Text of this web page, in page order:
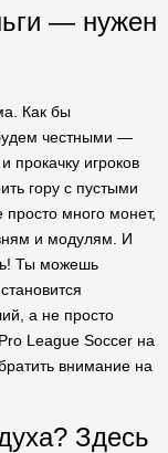
— нужен
Как бы
честными —
прокачку игроков
гору с пустыми
много монет,
и модулям. И
Ты можешь
а не просто
League Soccer на
внимание на
Здесь